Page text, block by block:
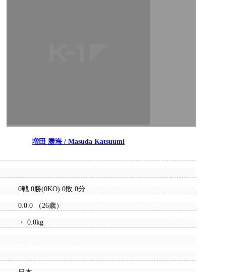
増田 勝海 / Masuda Katsuumi
0戦 0勝(0KO) 0敗 0分
0.0.0 （26歳）
・ 0.0kg